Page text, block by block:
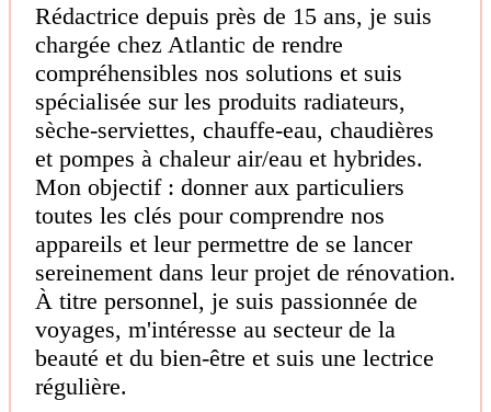
Rédactrice depuis près de 15 ans, je suis
chargée chez Atlantic de rendre
compréhensibles nos solutions et suis
spécialisée sur les produits radiateurs,
sèche-serviettes, chauffe-eau, chaudières
et pompes à chaleur air/eau et hybrides.
Mon objectif : donner aux particuliers
toutes les clés pour comprendre nos
appareils et leur permettre de se lancer
sereinement dans leur projet de rénovation.
À titre personnel, je suis passionnée de
voyages, m'intéresse au secteur de la
beauté et du bien-être et suis une lectrice
régulière.